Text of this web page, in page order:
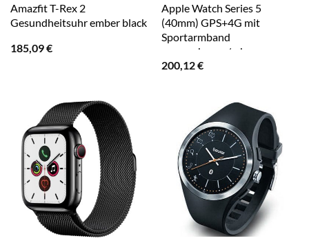
Amazfit T-Rex 2
Gesundheitsuhr ember black
185,09€
Apple Watch Series 5
(40mm) GPS+4G mit
Sportarmband
spaceschwarz/schwarz
200,12€